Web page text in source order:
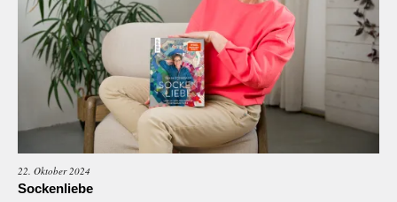
22. Oktober 2024
Sockenliebe